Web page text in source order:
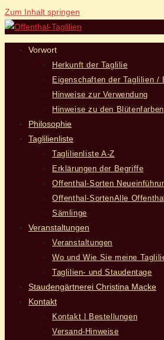
Zum Inhalt springen
Vorwort
Herkunft der Taglilie
Eigenschaften der Taglilien /
Hinweise zur Verwendung
Hinweise zu den Blütenfarben
Philosophie
Taglilienliste
Taglilienliste A-Z
Erklärungen der Begriffe
Offenthal-Sorten
Offenthal-SortenAlle
Sämlinge
Veranstaltungen
Veranstaltungen
Wo und Wie Sie meine
Taglilien- und Staudentage
Staudengärtnerei Christina Macke
Kontakt
Kontakt | Bestellungen
Versand-Hinweise